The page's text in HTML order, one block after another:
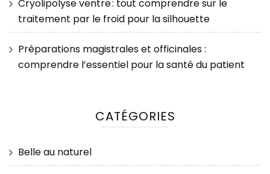
Cryolipolyse ventre : tout comprendre sur le
traitement par le froid pour la silhouette
Préparations magistrales et officinales :
comprendre l’essentiel pour la santé du patient
CATÉGORIES
Belle au naturel